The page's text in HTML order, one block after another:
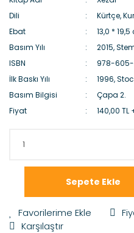
Dili
Kürtçe,
Ebat
13,0 *
Basım Yılı
2015,
ISBN
978-
İlk Baskı Yılı
1996,
Basım Bilgisi
Çapa 2.
Fiyat
140,00 TL
Sepete Ekle
Karşılaştır